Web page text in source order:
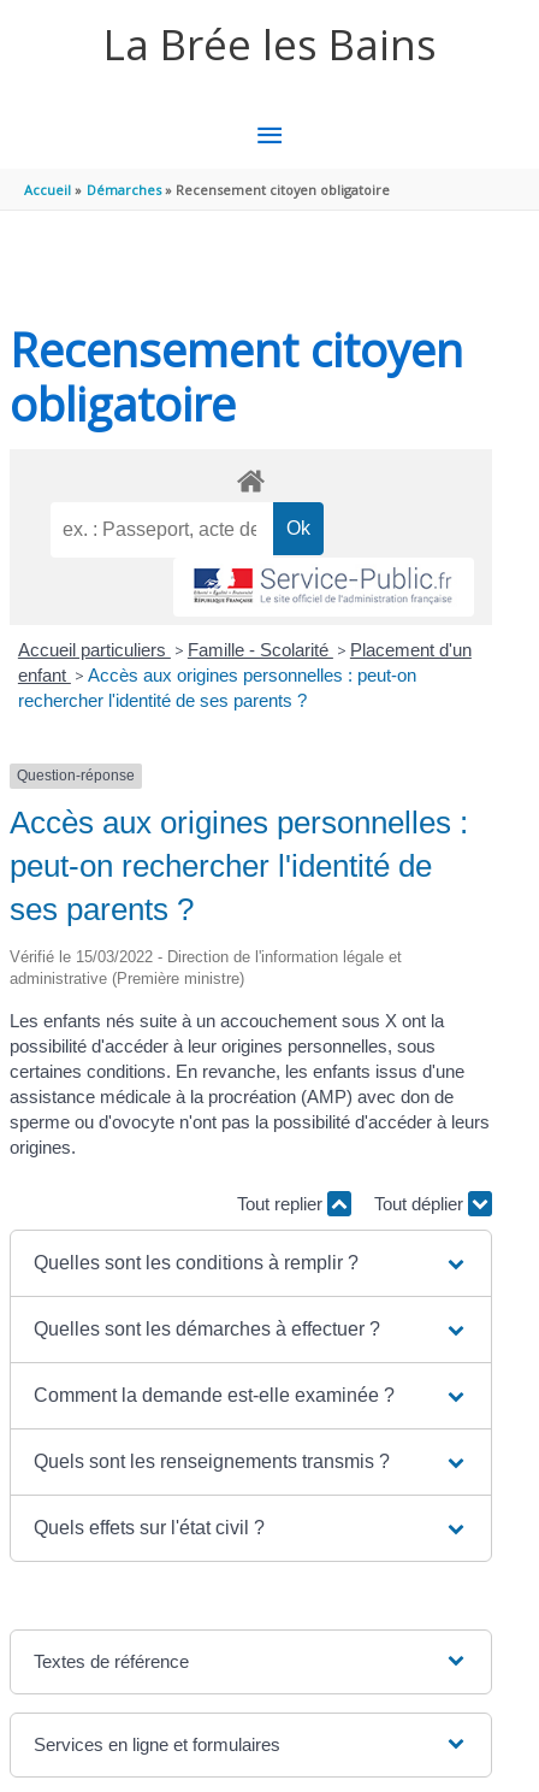
La Brée les Bains
MENU
PRINCIPAL
Accueil Démarches Recensement citoyen obligatoire
Recensement citoyen
obligatoire
Accueil particuliers > Famille - Scolarité > Placement d'un
enfant > Accès aux origines personnelles : peut-on
rechercher l'identité de ses parents ?
Question-réponse
Accès aux origines personnelles :
peut-on rechercher l'identité de
ses parents ?
Vérifié le 15/03/2022 - Direction de l'information légale et
administrative (Première ministre)
Les enfants nés suite à un accouchement sous X ont la
possibilité d'accéder à leur origines personnelles, sous
certaines conditions. En revanche, les enfants issus d'une
assistance médicale à la procréation (AMP) avec don de
sperme ou d'ovocyte n'ont pas la possibilité d'accéder à leurs
origines.
Tout replier Tout déplier
Quelles sont les conditions à remplir ?
Quelles sont les démarches à effectuer ?
Comment la demande est-elle examinée ?
Quels sont les renseignements transmis ?
Quels effets sur l'état civil ?
Textes de référence
Services en ligne et formulaires